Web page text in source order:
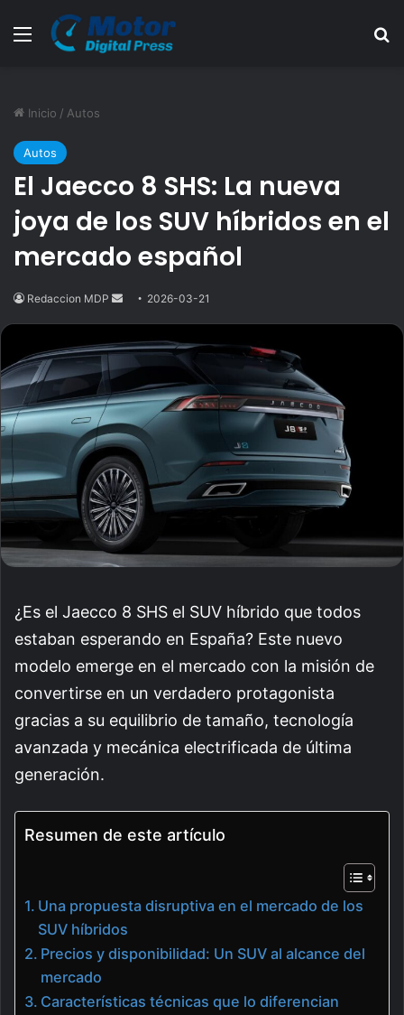
Menú
Inicio / Autos
Autos
El Jaecco 8 SHS: La nueva
joya de los SUV híbridos en el
mercado español
Redaccion MDP
Send
email
2026-03-21
¿Es el Jaecco 8 SHS el SUV híbrido que todos
estaban esperando en España? Este nuevo
modelo emerge en el mercado con la misión de
convertirse en un verdadero protagonista
gracias a su equilibrio de tamaño, tecnología
avanzada y mecánica electrificada de última
generación.
Resumen de este artículo
Una propuesta disruptiva en el mercado de los
SUV híbridos
Precios y disponibilidad: Un SUV al alcance del
mercado
Características técnicas que lo diferencian